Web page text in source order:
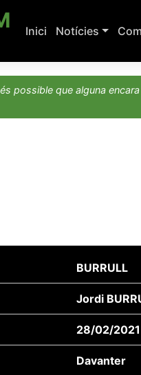
Inici Notícies
possible que alguna
BURRULL
Jordi
28/02/2021
Davanter